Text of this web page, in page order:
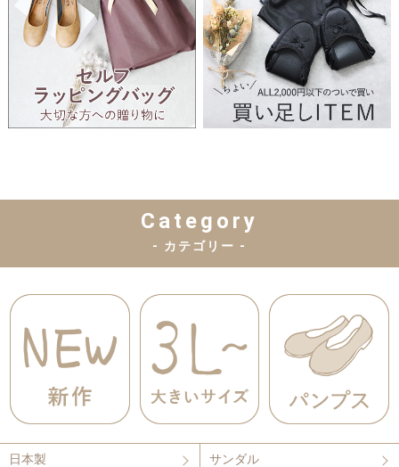
Category
- カテゴリー -
日本製 サンダル